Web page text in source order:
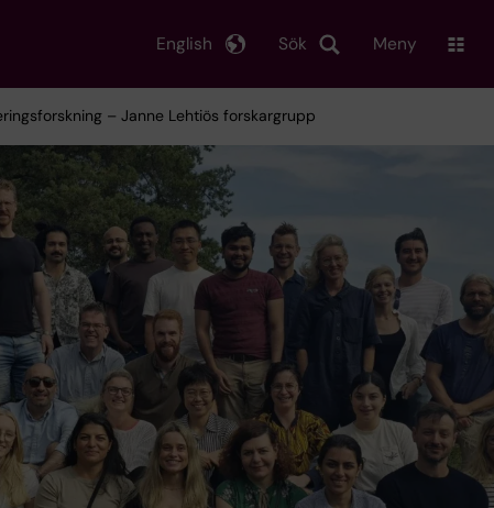
Sök
English Meny
– Janne Lehtiös forskargrupp